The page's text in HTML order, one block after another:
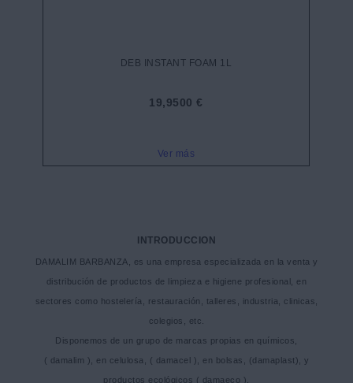
DEB INSTANT FOAM 1L
19,9500 €
Ver más
INTRODUCCION
DAMALIM BARBANZA, es una empresa especializada en la venta y
distribución de productos de limpieza e higiene profesional, en
sectores como hostelería, restauración, talleres, industria, clinicas,
colegios, etc.
Disponemos de un grupo de marcas propias en químicos,
( damalim ), en celulosa, ( damacel ), en bolsas, (damaplast), y
productos ecológicos ( damaeco ).